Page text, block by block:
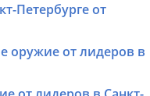
Петербурге от
оружие от лидеров в